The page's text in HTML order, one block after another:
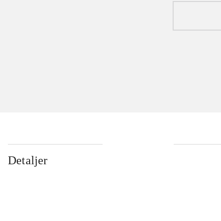
Detaljer